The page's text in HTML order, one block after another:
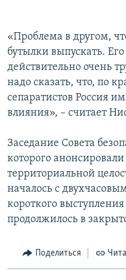
«Проблема в другом,
бутылки выпускать.
действительно очень
надо сказать, что, по
сепаратистов Россия
влияния», – считает
Заседание Совета
которого
территориальной
началось с
короткого
продолжилось в
Поделиться